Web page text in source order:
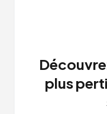
plus